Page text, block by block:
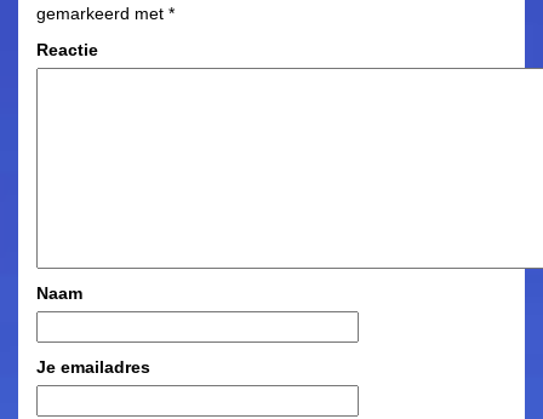
gemarkeerd met *
Reactie
Naam
Je emailadres